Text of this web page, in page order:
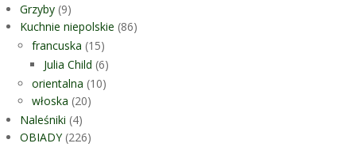
Grzyby (9)
Kuchnie niepolskie (86)
francuska (15)
Julia Child (6)
orientalna (10)
włoska (20)
Naleśniki (4)
OBIADY(226)